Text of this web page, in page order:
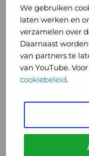
We gebruiken
laten werken en
verzamelen over
Daarnaast
van partners te
van YouTube.
cookiebeleid.
of
GGD
GHOR
of
GGD
GHOR
GGD Reizen op
GGD Reizen
GGD